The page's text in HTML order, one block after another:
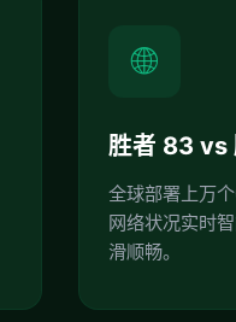
🌐
胜者 83 vs
全球部署上万
网络状况实时
滑顺畅。